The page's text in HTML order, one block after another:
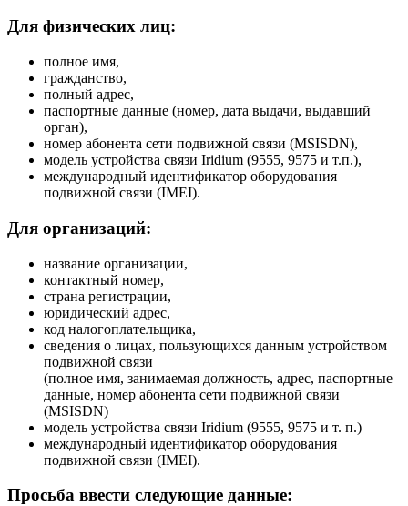
Для физических лиц:
полное имя,
гражданство,
полный адрес,
паспортные данные (номер, дата выдачи, выдавший
орган),
номер абонента сети подвижной связи (MSISDN),
модель устройства связи Iridium (9555, 9575 и т.п.),
международный идентификатор оборудования
подвижной связи (IMEI).
Для организаций:
название организации,
контактный номер,
страна регистрации,
юридический адрес,
код налогоплательщика,
сведения о лицах, пользующихся данным устройством
подвижной связи
(полное имя, занимаемая должность, адрес, паспортные
данные, номер абонента сети подвижной связи
(MSISDN)
модель устройства связи Iridium (9555, 9575 и т. п.)
международный идентификатор оборудования
подвижной связи (IMEI).
Просьба ввести следующие данные: